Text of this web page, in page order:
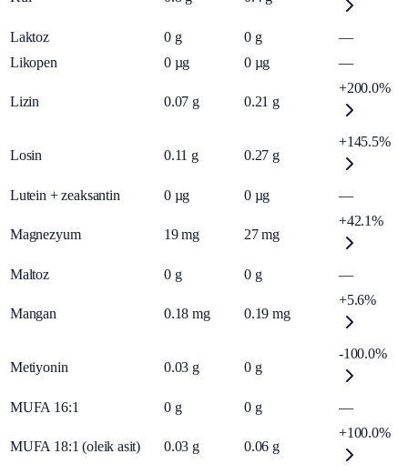
Laktoz 0 g 0 g
—
Likopen
0 µg 0 µg —
Lizin 0.07 g 0.21 g
+200.0%
Losin 0.11 g 0.27 g
+145.5%
Lutein + zeaksantin 0 µg 0 µg —
Magnezyum 19 mg 27 mg
+42.1%
Maltoz 0 g 0 g —
Mangan 0.18 mg 0.19 mg
+5.6%
Metiyonin 0.03 g 0 g
-100.0%
MUFA 16:1 0 g 0 g —
MUFA 18:1 (oleik asit) 0.03 g 0.06 g
+100.0%